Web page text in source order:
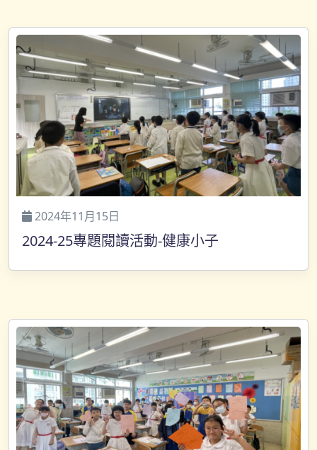
2024年11月15日
2024-25專題閱讀活動-健康小子